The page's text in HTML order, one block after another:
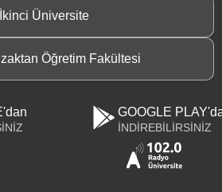
İkinci Üniversite
Öğretim Fakültesi
GOOGLE
İNDİREBİLİRSİNİZ